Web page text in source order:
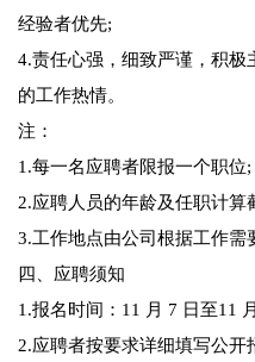
经验者优先;
4.责任心强，细致严谨，积
的工作热情。
注：
1.每一名应聘者限报一个职位;
2.应聘人员的年龄及任职计算
3.工作地点由公司根据工作需
四、应聘须知
1.报名时间：11 月 7 日至11
2.应聘者按要求详细填写公开